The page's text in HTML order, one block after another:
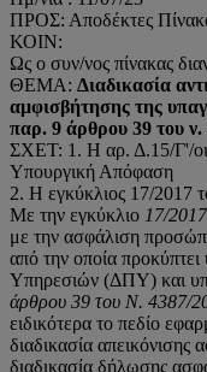
ΠΡΟΣ: Αποδέκτες
ΚΟΙΝ:
Ως ο συν/νος πίνακας
ΘΕΜΑ: Διαδικασία
αμφισβήτησης της
παρ. 9 άρθρου 39 του ν.
ΣΧΕΤ: 1. Η αρ. Δ.15/Γ'/
Υπουργική Απόφαση
2. Η εγκύκλιος 17/
Με την εγκύκλιο 17/2017
με την ασφάλιση
από την οποία
Υπηρεσιών (ΔΠΥ) και
άρθρου 39 του Ν. 4387/
ειδικότερα το πεδίο
διαδικασία
διαδικασία δήλωσης